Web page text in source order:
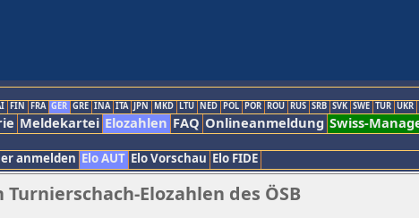
FIN FRA GER GRE INA ITA JPN MKD LTU NED POL POR ROU RUS SRB SVK SWE TUR UKR
Meldekartei Elozahlen FAQ Onlineanmeldung Swiss-
anmelden Elo AUT Elo Vorschau Elo FIDE
Elozahlen des ÖSB